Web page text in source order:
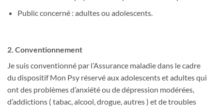
Public concerné : adultes ou adolescents.
2. Conventionnement
Je suis conventionné par l’Assurance maladie dans le cadre
du dispositif Mon Psy réservé aux adolescents et adultes qui
ont des problèmes d’anxiété ou de dépression modérées,
d’addictions ( tabac, alcool, drogue, autres ) et de troubles